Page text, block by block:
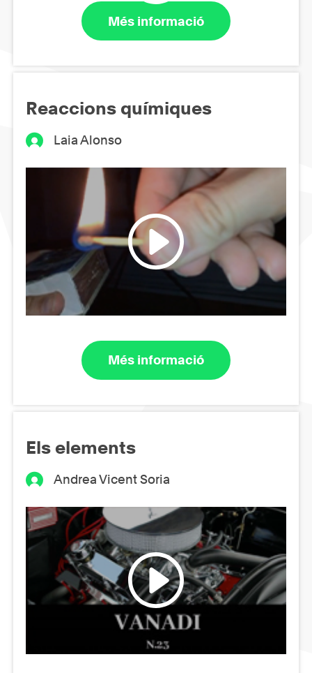
Més informació
Reaccions químiques
Laia Alonso
Més informació
Els elements
Andrea Vicent Soria